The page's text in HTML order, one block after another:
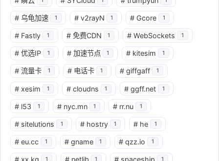
# 乌龟加速 1 # v2rayN 1 # Gcore 1
# Fastly 1 # 免费CDN 1 # WebSockets 1
# 优选IP 1 # 加速节点 1 # kitesim 1
# 流量卡 1 # 电话卡 1 # giffgaff 1
# xesim 1 # cloudns 1 # ggff.net 1
# l53 1 # nyc.mn 1 # rr.nu 1
# sitelutions 1 # hostry 1 # he 1
# eu.cc 1 # gname 1 # qzz.io 1
1 1 1